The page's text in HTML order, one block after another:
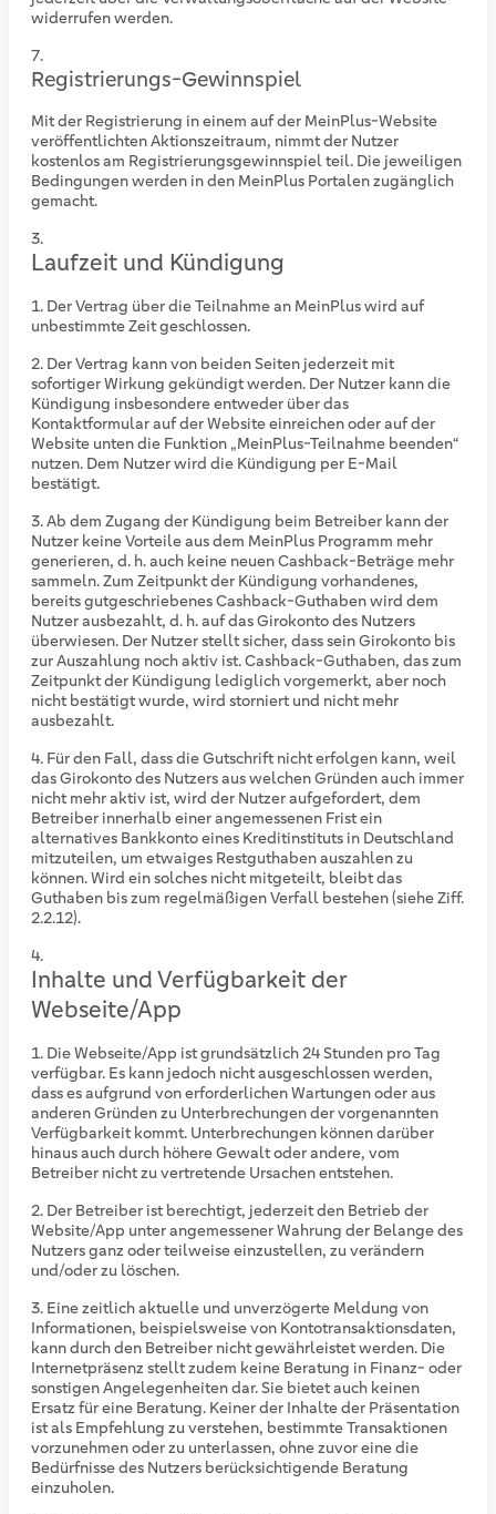
widerrufen werden.
Registrierungs-Gewinnspiel
Mit der Registrierung in einem auf der MeinPlus-Website
veröffentlichten Aktionszeitraum, nimmt der Nutzer
kostenlos am Registrierungsgewinnspiel teil. Die jeweiligen
Bedingungen werden in den MeinPlus Portalen zugänglich
gemacht.
Laufzeit und Kündigung
Der Vertrag über die Teilnahme an MeinPlus wird auf
unbestimmte Zeit geschlossen.
Der Vertrag kann von beiden Seiten jederzeit mit
sofortiger Wirkung gekündigt werden. Der Nutzer kann die
Kündigung insbesondere entweder über das
Kontaktformular auf der Website einreichen oder auf der
Website unten die Funktion „MeinPlus-Teilnahme beenden“
nutzen. Dem Nutzer wird die Kündigung per E-Mail
bestätigt.
Ab dem Zugang der Kündigung beim Betreiber kann der
Nutzer keine Vorteile aus dem MeinPlus Programm mehr
generieren, d. h. auch keine neuen Cashback-Beträge mehr
sammeln. Zum Zeitpunkt der Kündigung vorhandenes,
bereits gutgeschriebenes Cashback-Guthaben wird dem
Nutzer ausbezahlt, d. h. auf das Girokonto des Nutzers
überwiesen. Der Nutzer stellt sicher, dass sein Girokonto bis
zur Auszahlung noch aktiv ist. Cashback-Guthaben, das zum
Zeitpunkt der Kündigung lediglich vorgemerkt, aber noch
nicht bestätigt wurde, wird storniert und nicht mehr
ausbezahlt.
Für den Fall, dass die Gutschrift nicht erfolgen kann, weil
das Girokonto des Nutzers aus welchen Gründen auch immer
nicht mehr aktiv ist, wird der Nutzer aufgefordert, dem
Betreiber innerhalb einer angemessenen Frist ein
alternatives Bankkonto eines Kreditinstituts in Deutschland
mitzuteilen, um etwaiges Restguthaben auszahlen zu
können. Wird ein solches nicht mitgeteilt, bleibt das
Guthaben bis zum regelmäßigen Verfall bestehen (siehe Ziff.
2.2.12).
Inhalte und Verfügbarkeit der
Webseite/App
Die Webseite/App ist grundsätzlich 24 Stunden pro Tag
verfügbar. Es kann jedoch nicht ausgeschlossen werden,
dass es aufgrund von erforderlichen Wartungen oder aus
anderen Gründen zu Unterbrechungen der vorgenannten
Verfügbarkeit kommt. Unterbrechungen können darüber
hinaus auch durch höhere Gewalt oder andere, vom
Betreiber nicht zu vertretende Ursachen entstehen.
Der Betreiber ist berechtigt, jederzeit den Betrieb der
Website/App unter angemessener Wahrung der Belange des
Nutzers ganz oder teilweise einzustellen, zu verändern
und/oder zu löschen.
Eine zeitlich aktuelle und unverzögerte Meldung von
Informationen, beispielsweise von Kontotransaktionsdaten,
kann durch den Betreiber nicht gewährleistet werden. Die
Internetpräsenz stellt zudem keine Beratung in Finanz- oder
sonstigen Angelegenheiten dar. Sie bietet auch keinen
Ersatz für eine Beratung. Keiner der Inhalte der Präsentation
ist als Empfehlung zu verstehen, bestimmte Transaktionen
vorzunehmen oder zu unterlassen, ohne zuvor eine die
Bedürfnisse des Nutzers berücksichtigende Beratung
einzuholen.